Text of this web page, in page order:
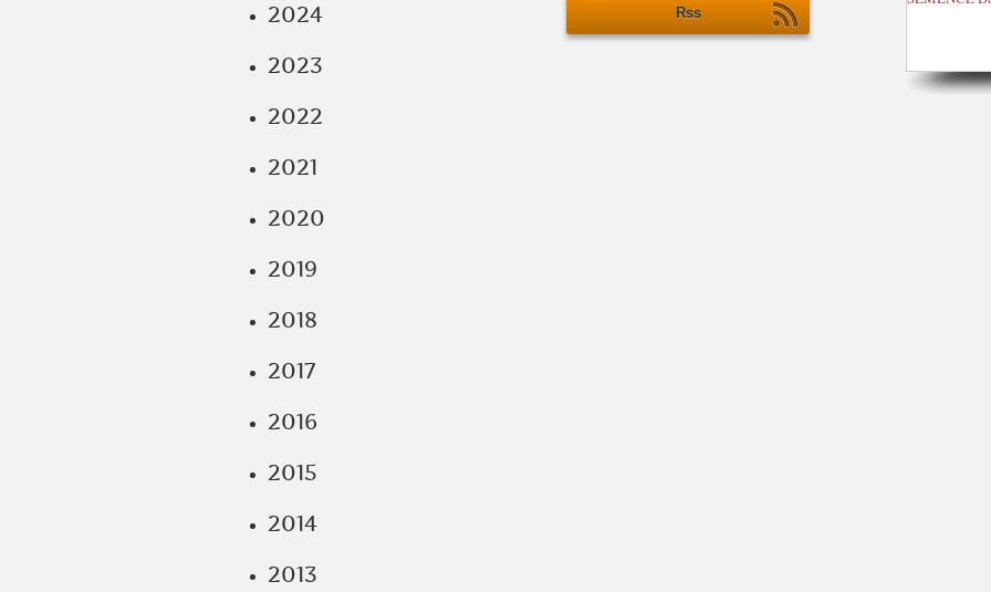
2024
2023
2022
2021
2020
2019
2018
2017
2016
2015
2014
2013
Rss